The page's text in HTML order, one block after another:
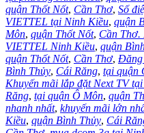
quận Thốt Nốt, Cần Thơ, Số
VIETTEL tại Ninh Kiều, quận
Môn, quận Thốt Nốt, Cần Thơ.
VIETTEL Ninh Kiều, quận
quận Thốt Nốt, Cần Thơ, Đăng
Bình Thủy, Cái Răng, tại quận
Khuyến mãi lắp đặt Next TV
Răng, tại quận Ô Môn, quận
nhanh nhất, khuyến mãi lớn
Kiều, quận Bình Thủy, Cái